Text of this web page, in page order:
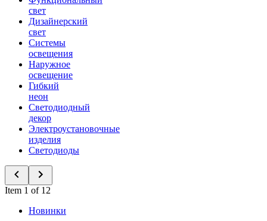
свет
Дизайнерский
свет
Системы
освещения
Наружное
освещение
Гибкий
неон
Светодиодный
декор
Электроустановочные
изделия
Светодиоды
Item 1 of 12
Новинки